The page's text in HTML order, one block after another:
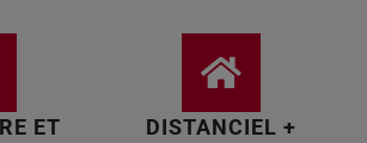
ET
DISTANCIEL +